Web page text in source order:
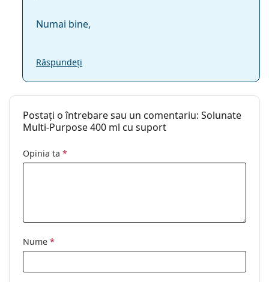
Numai bine,
Răspundeți
Postați o întrebare sau un comentariu: Solunate
Multi-Purpose 400 ml cu suport
Opinia ta *
Nume *